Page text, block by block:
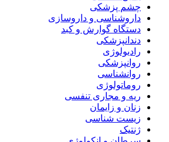
چشم پزشکی
داروشناسی و داروسازی
دستگاه گوارش و کبد
دندانپزشکی
رادیولوژی
روانپزشکی
روانشناسی
روماتولوژی
ریه و مجاری تنفسی
زنان و زایمان
زیست شناسی
ژنتیک